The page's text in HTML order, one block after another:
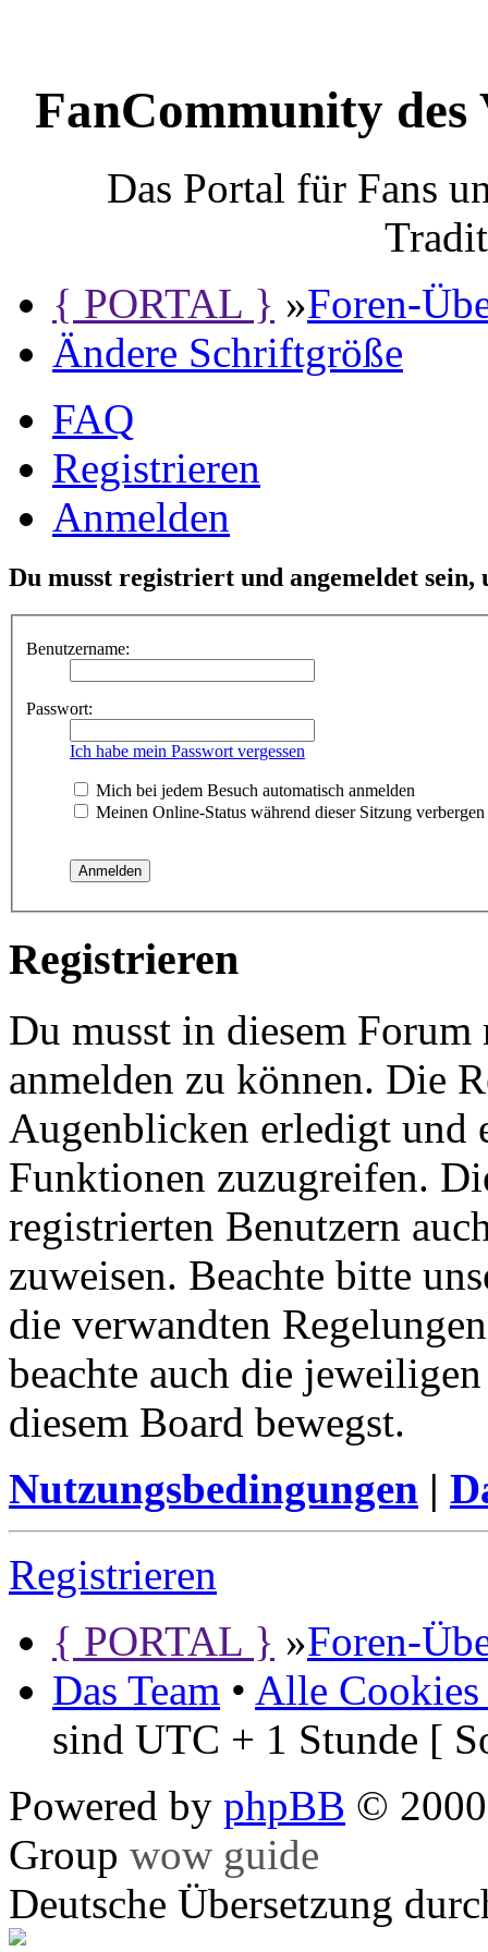
FanCommunity des
Das Portal für Fans
{ PORTAL } »Foren-
Ändere Schriftgröße
FAQ
Registrieren
Anmelden
Du musst registriert und angemeldet sein,
Benutzername:
Passwort:
Ich habe mein Passwort vergessen
Mich bei jedem Besuch automatisch anmelden
Meinen Online-Status während dieser Sitzung verbergen
Registrieren
Du musst in diesem
anmelden zu können. Die
Augenblicken erledigt und
Funktionen zuzugreifen.
registrierten Benutzern
zuweisen. Beachte bitte
die verwandten
beachte auch die
diesem Board bewegst.
Nutzungsbedingungen |
Registrieren
{ PORTAL } »Foren-
Das Team • Alle Cookies
sind UTC + 1 Stunde [
Powered by phpBB ©
Group wow guide
Deutsche Übersetzung